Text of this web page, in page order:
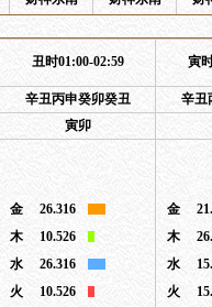
丑时01:00-02:59 寅
辛丑丙申癸卯癸丑 辛丑
寅卯
金
26.316
木
10.526
水
26.316
火
10.526
金
木
水
火